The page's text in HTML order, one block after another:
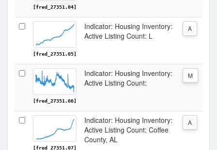
[fred_27351.04]
[fred_27351.05]
Indicator: Housing Inventory:
Active Listing Count: L
A
[fred_27351.06]
Indicator: Housing Inventory:
Active Listing Count:
M
[fred_27351.07]
Indicator: Housing Inventory:
Active Listing Count: Coffee
County, AL
A